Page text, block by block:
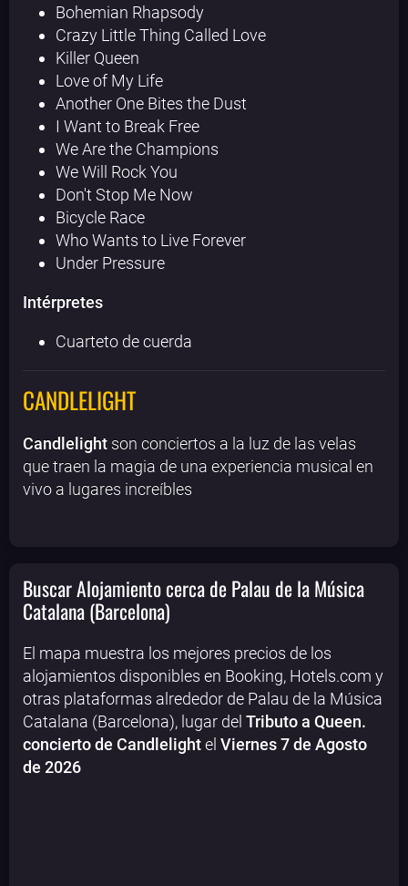
Bohemian Rhapsody
Crazy Little Thing Called Love
Killer Queen
Love of My Life
Another One Bites the Dust
I Want to Break Free
We Are the Champions
We Will Rock You
Don't Stop Me Now
Bicycle Race
Who Wants to Live Forever
Under Pressure
Intérpretes
Cuarteto de cuerda
CANDLELIGHT
Candlelight son conciertos a la luz de las velas
que traen la magia de una experiencia musical en
vivo a lugares increíbles
Buscar Alojamiento cerca de Palau de la Música
Catalana (Barcelona)
El mapa muestra los mejores precios de los
alojamientos disponibles en Booking, Hotels.com y
otras plataformas alrededor de Palau de la Música
Catalana (Barcelona), lugar del Tributo a Queen.
concierto de Candlelightel Viernes 7 de Agosto
de 2026